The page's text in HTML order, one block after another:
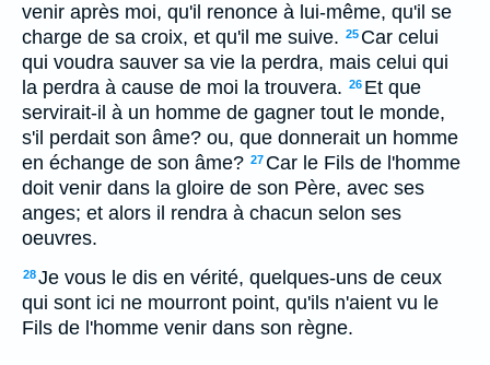
venir après moi, qu'il renonce à lui-même, qu'il se
charge de sa croix, et qu'il me suive. 25 Car celui
qui voudra sauver sa vie la perdra, mais celui qui
la perdra à cause de moi la trouvera. 26 Et que
servirait-il à un homme de gagner tout le monde,
s'il perdait son âme? ou, que donnerait un homme
en échange de son âme? 27 Car le Fils de l'homme
doit venir dans la gloire de son Père, avec ses
anges; et alors il rendra à chacun selon ses
oeuvres.
28Je vous le dis en vérité, quelques-uns de ceux
qui sont ici ne mourront point, qu'ils n'aient vu le
Fils de l'homme venir dans son règne.